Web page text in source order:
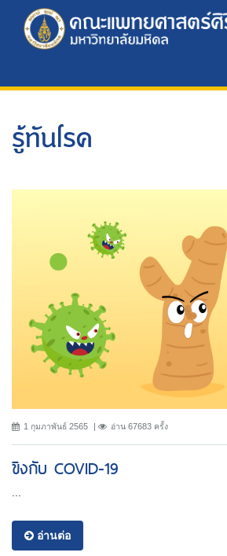
รู้ทันโรค
1 กุมภาพันธ์ 2565 อ่าน 67683 ครั้ง
ขิงกับ COVID-19
อ่านต่อ